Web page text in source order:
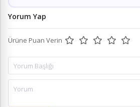
Yorum Yap
Ürüne Puan Verin